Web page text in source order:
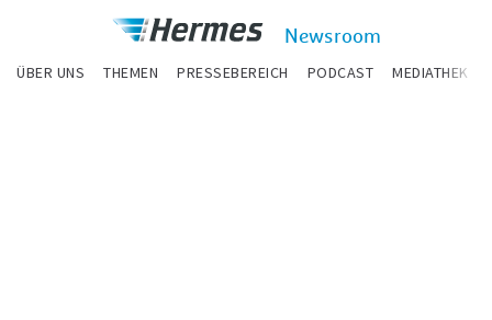
Newsroom
ÜBER UNS THEMEN PRESSEBEREICH PODCAST MEDIATHEK